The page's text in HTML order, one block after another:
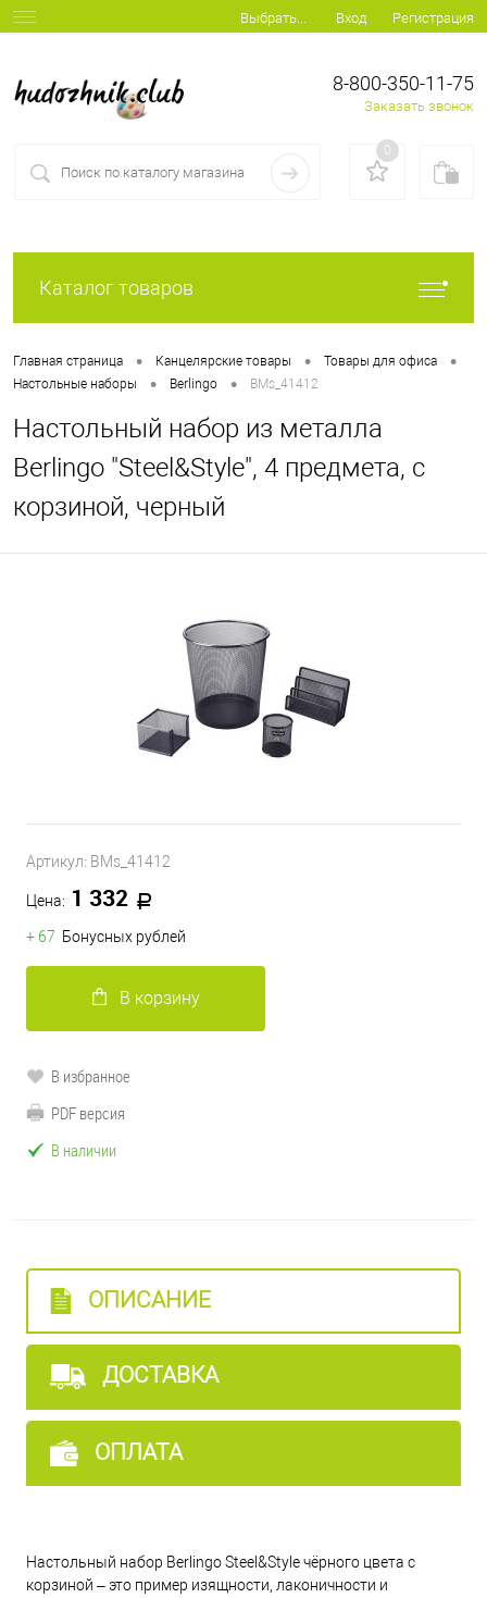
Выбрать... Вход Регистрация
8-800-350-11-75
Заказать звонок
0
Каталог товаров
Главная страница • Канцелярские товары • Товары для офиса •
Настольные наборы • Berlingo • BMs_41412
Настольный набор из металла
Berlingo "Steel&Style", 4 предмета, с
корзиной, черный
Артикул: BMs_41412
Цена: 1 332
+ 67 Бонусных рублей
В корзину
В избранное
PDF версия
В наличии
ОПИСАНИЕ
ДОСТАВКА
ОПЛАТА
Настольный набор Berlingo Steel&Style чёрного цвета с
корзиной – это пример изящности, лаконичности и